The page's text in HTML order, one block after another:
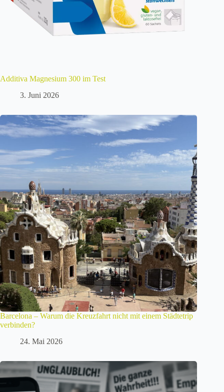
Additiva Magnesium 300 im Test
3. Juni 2026
Barcelona – Warum die Kreuzfahrt nicht mit einem Städtetrip
verbinden?
24. Mai 2026